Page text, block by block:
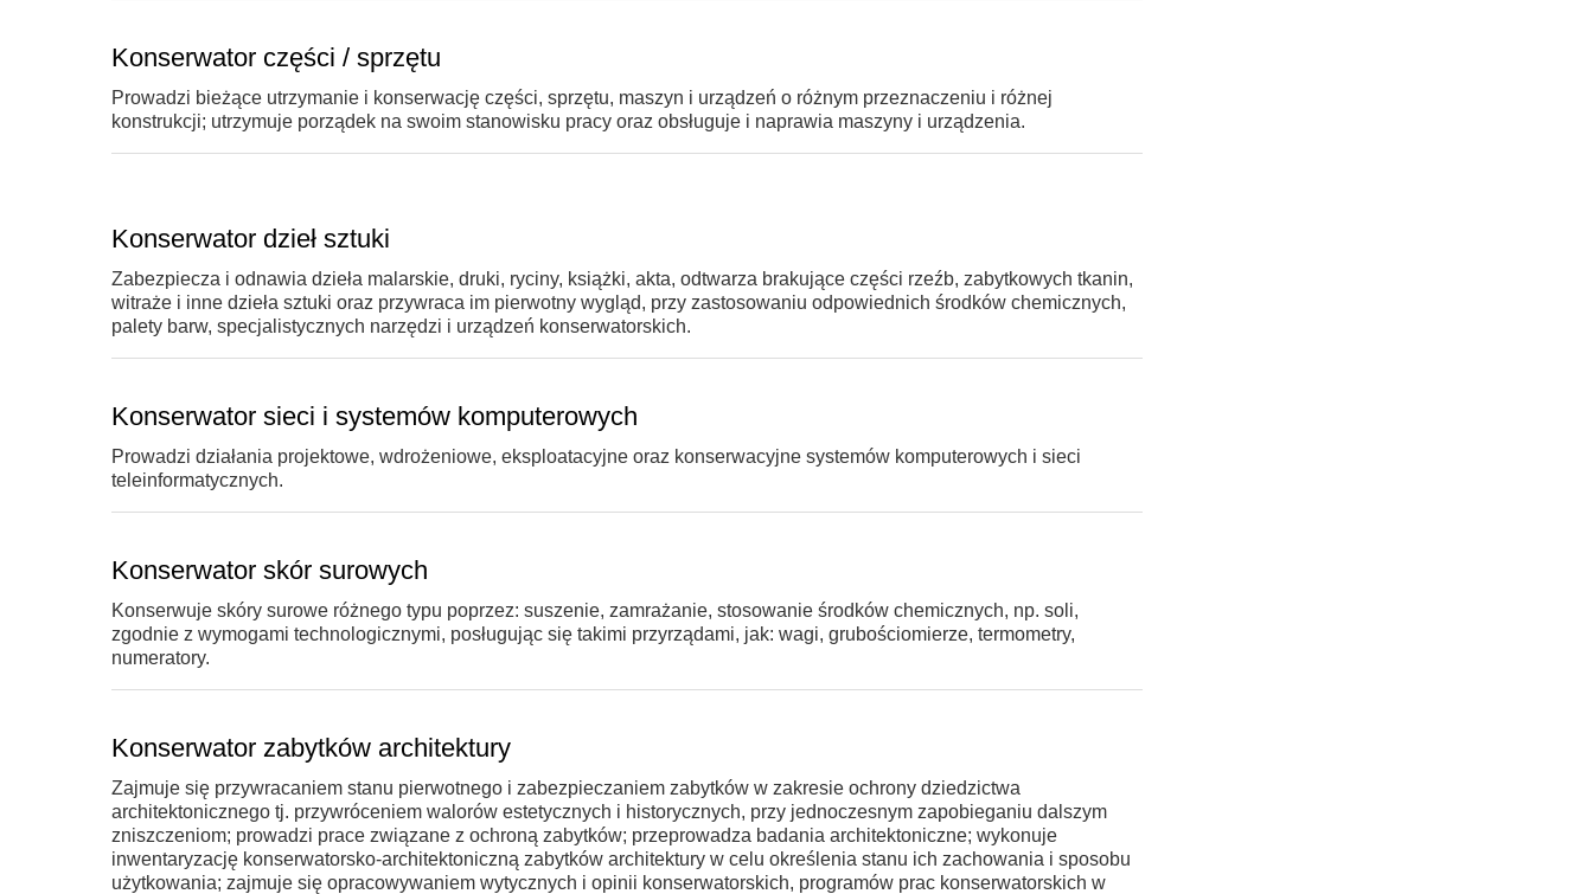
Konserwator części / sprzętu
Prowadzi bieżące utrzymanie i konserwację części, sprzętu, maszyn i urządzeń o różnym przeznaczeniu i różnej
konstrukcji; utrzymuje porządek na swoim stanowisku pracy oraz obsługuje i naprawia maszyny i urządzenia.
Konserwator dzieł sztuki
Zabezpiecza i odnawia dzieła malarskie, druki, ryciny, książki, akta, odtwarza brakujące części rzeźb, zabytkowych tkanin,
witraże i inne dzieła sztuki oraz przywraca im pierwotny wygląd, przy zastosowaniu odpowiednich środków chemicznych,
palety barw, specjalistycznych narzędzi i urządzeń konserwatorskich.
Konserwator sieci i systemów komputerowych
Prowadzi działania projektowe, wdrożeniowe, eksploatacyjne oraz konserwacyjne systemów komputerowych i sieci
teleinformatycznych.
Konserwator skór surowych
Konserwuje skóry surowe różnego typu poprzez: suszenie, zamrażanie, stosowanie środków chemicznych, np. soli,
zgodnie z wymogami technologicznymi, posługując się takimi przyrządami, jak: wagi, grubościomierze, termometry,
numeratory.
Konserwator zabytków architektury
Zajmuje się przywracaniem stanu pierwotnego i zabezpieczaniem zabytków w zakresie ochrony dziedzictwa
architektonicznego tj. przywróceniem walorów estetycznych i historycznych, przy jednoczesnym zapobieganiu dalszym
zniszczeniom; prowadzi prace związane z ochroną zabytków; przeprowadza badania architektoniczne; wykonuje
inwentaryzację konserwatorsko-architektoniczną zabytków architektury w celu określenia stanu ich zachowania i sposobu
użytkowania; zajmuje się opracowywaniem wytycznych i opinii konserwatorskich, programów prac konserwatorskich w